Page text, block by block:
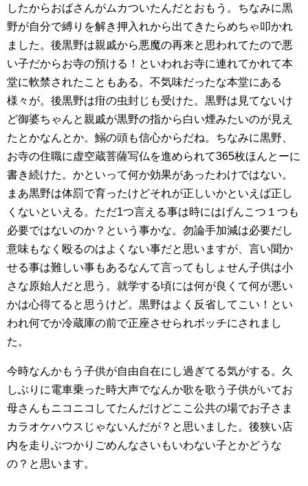
したからおばさんがムカついたんだとおもう。ちなみに黒
野が自分で縛りを解き押入れから出てきたらめちゃ叩かれ
ました。後黒野は親戚から悪魔の再来と思われてたので悪
い子だからお寺の預ける！といわれお寺に連れてかれて本
堂に軟禁されたこともある。不気味だったな本堂にある
様々が。後黒野は疳の虫封じも受けた。黒野は見てないけ
ど御婆ちゃんと親戚が黒野の指から白い煙みたいのが見え
たとかなんとか。鰯の頭も信心からだね。ちなみに黒野、
お寺の住職に虚空蔵菩薩写仏を進められて365枚ほんとーに
書き続けた。かといって何か効果があったわけではない。
まあ黒野は体罰で育ったけどそれが正しいかといえば正し
くないといえる。ただ1つ言える事は時にはげんこつ１つも
必要ではないのか？という事かな。勿論手加減は必要だし
意味もなく殴るのはよくない事だと思いますが、言い聞か
せる事は難しい事もあるなんて言ってもしょせん子供は小
さな原始人だと思う。就学する頃には何が良くて何が悪い
かは心得てると思うけど。黒野はよく反省してこい！とい
われ何でか冷蔵庫の前で正座させられボッチにされまし
た。
今時なんかもう子供が自由自在にし過ぎてる気がする。久
しぶりに電車乗った時大声でなんか歌を歌う子供がいてお
母さんもニコニコしてたんだけどここ公共の場でお子さま
カラオケハウスじゃないんだが？と思いました。後狭い店
内を走りぶつかりごめんなさいもいわない子とかどうな
の？と思います。